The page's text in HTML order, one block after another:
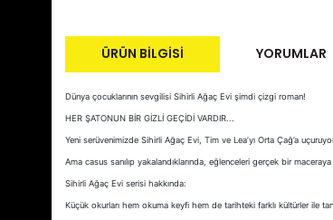
ÜRÜN BILGISI YORUMLAR
Dünya çocuklarının sevgilisi Sihirli Ağaç Evi şimdi çizgi roman!
HER ŞATONUN BİR GİZLİ GEÇİDİ VARDIR...
Yeni serüvenimizde Sihirli Ağaç Evi, Tim ve Lea’yı Orta Çağ’a
Ama casus sanılıp yakalandıklarında, eğlenceleri gerçek bir
Sihirli Ağaç Evi serisi hakkında:
Küçük okurları hem okuma keyfi hem de tarihteki farklı kültürler ile